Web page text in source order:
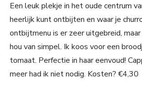
Een leuk plekje in het oude centrum
heerlijk kunt ontbijten en waar je
ontbijtmenu is er zeer uitgebreid,
hou van simpel. Ik koos voor een
tomaat. Perfectie in haar eenvoud!
meer had ik niet nodig. Kosten? €4,30